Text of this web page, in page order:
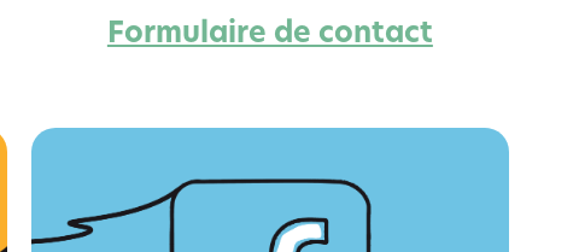
Formulaire de contact